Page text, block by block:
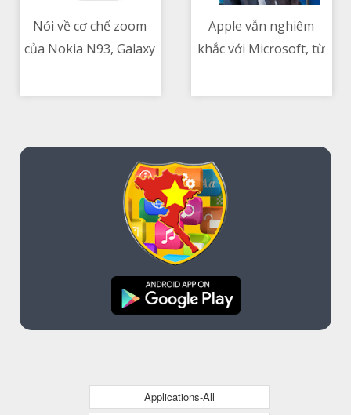
Nói về cơ chế zoom
của Nokia N93, Galaxy
Apple vẫn nghiêm
khắc với Microsoft, từ
xuất hiện trên App
Applications-All